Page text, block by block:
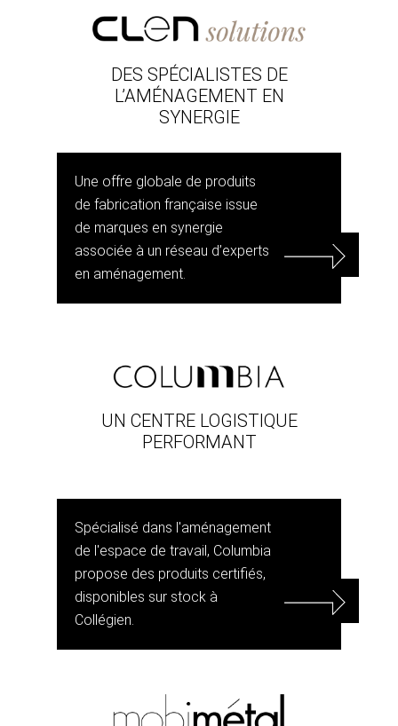
DES SPÉCIALISTES DE
L’AMÉNAGEMENT EN
SYNERGIE
Une offre globale de produits
de fabrication française issue
de marques en synergie
associée à un réseau d’experts
en aménagement.
UN CENTRE LOGISTIQUE
PERFORMANT
Spécialisé dans l'aménagement
de l'espace de travail, Columbia
propose des produits certifiés,
disponibles sur stock à
Collégien.